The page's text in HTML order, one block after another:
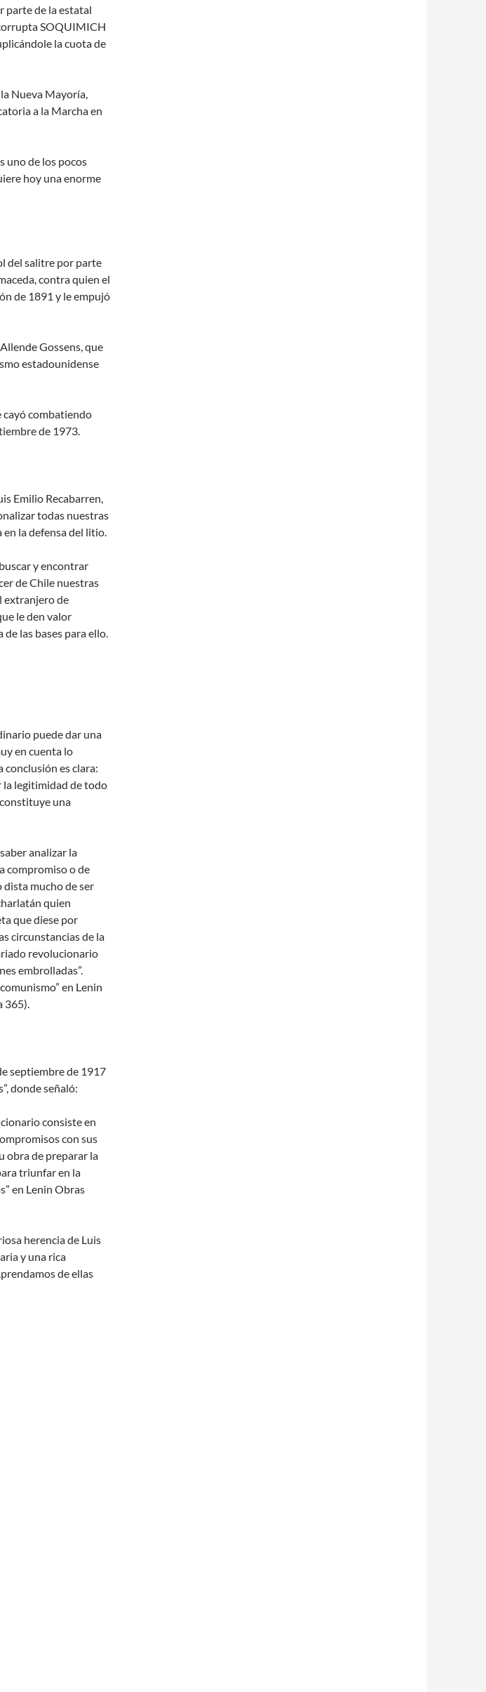
parte de la estatal
SOQUIMICH
la cuota de
Nueva Mayoría,
a la Marcha en
uno de los pocos
hoy una enorme
del salitre por parte
contra quien el
de 1891 y le empujó
Gossens, que
estadounidense
cayó combatiendo
de 1973.
Emilio Recabarren,
todas nuestras
la defensa del litio.
y encontrar
de Chile nuestras
extranjero de
le den valor
las bases para ello.
puede dar una
en cuenta lo
conclusión es clara:
la legitimidad de todo
una
analizar la
compromiso o de
dista mucho de ser
quien
que diese por
circunstancias de la
revolucionario
embrolladas”.
en Lenin
365).
septiembre de 1917
donde señaló:
consiste en
con sus
obra de preparar la
triunfar en la
en Lenin Obras
herencia de Luis
y una rica
de ellas